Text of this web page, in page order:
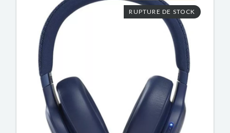
RUPTURE DE STOCK